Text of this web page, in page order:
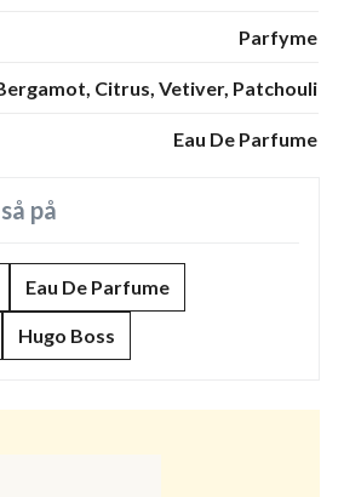
Parfyme
Citrus, Vetiver, Patchouli
Eau De Parfume
på
Eau De Parfume
Hugo Boss